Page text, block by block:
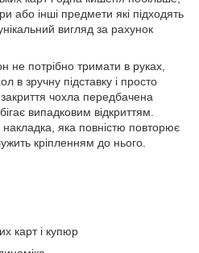
або інші предмети які підходять
вигляд за рахунок
не потрібно тримати в руках,
в зручну підставку і просто
чохла передбачена
випадковим відкриттям.
яка повністю повторює
кріпленням до нього.
карт і купюр